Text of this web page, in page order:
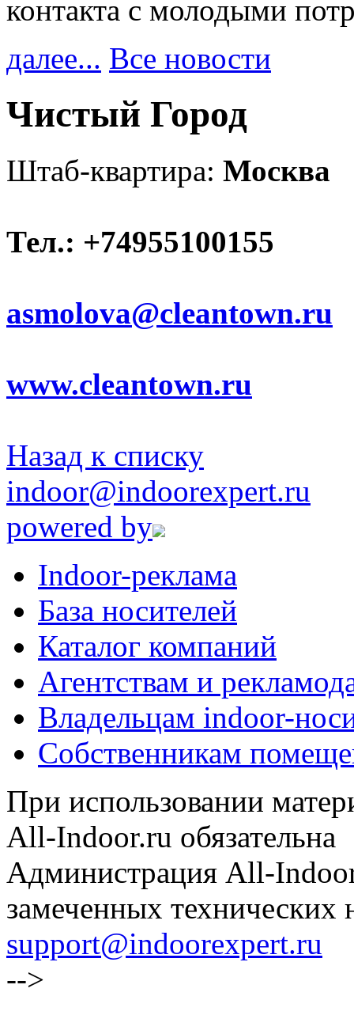
контакта с молодыми
далее... Все новости
Чистый Город
Штаб-квартира: Москва
Тел.: +74955100155
asmolova@cleantown.ru
www.cleantown.ru
Назад к списку
indoor@indoorexpert.ru
powered by
Indoor-реклама
База носителей
Каталог компаний
Агентствам и
Владельцам indoor-
Собственникам
При использовании
All-Indoor.ru обязательна
Администрация All-
замеченных технических
support@indoorexpert.ru
-->